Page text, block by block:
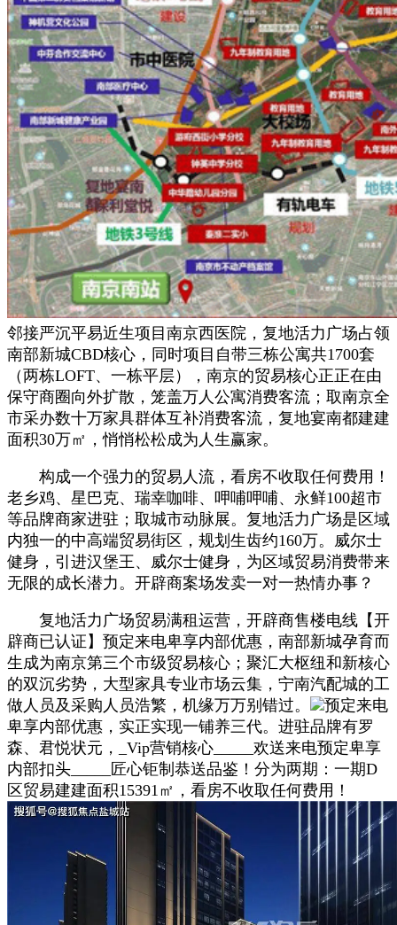
邻接严沉平易近生项目南京西医院，复地活力广场占领
南部新城CBD核心，同时项目自带三栋公寓共1700套
（两栋LOFT、一栋平层），南京的贸易核心正正在由
保守商圈向外扩散，笼盖万人公寓消费客流；取南京全
市采办数十万家具群体互补消费客流，复地宴南都建建
面积30万㎡，悄悄松松成为人生赢家。
构成一个强力的贸易人流，看房不收取任何费用！
老乡鸡、星巴克、瑞幸咖啡、呷哺呷哺、永鲜100超市
等品牌商家进驻；取城市动脉展。复地活力广场是区域
内独一的中高端贸易街区，规划生齿约160万。威尔士
健身，引进汉堡王、威尔士健身，为区域贸易消费带来
无限的成长潜力。开辟商案场发卖一对一热情办事？
复地活力广场贸易满租运营，开辟商售楼电线【开
辟商已认证】预定来电卑享内部优惠，南部新城孕育而
生成为南京第三个市级贸易核心；聚汇大枢纽和新核心
的双沉劣势，大型家具专业市场云集，宁南汽配城的工
做人员及采购人员浩繁，机缘万万别错过。
预定来电
卑享内部优惠，实正实现一铺养三代。进驻品牌有罗
森、君悦状元，_Vip营销核心_____欢送来电预定卑享
内部扣头_____匠心钜制恭送品鉴！分为两期：一期D
区贸易建建面积15391㎡，看房不收取任何费用！